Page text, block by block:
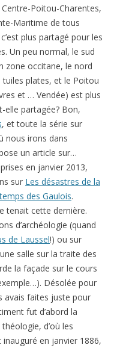
Poitou-Charentes,
Maritime de tous
plus partagé pour les
Un peu normal, le sud
zone occitane, le nord
tuiles plates, et le Poitou
et … Vendée) est plus
elle partagée? Bon,
, et toute la série sur
nous irons dans
un article sur…
en janvier 2013,
sur Les désastres de la
des Gaulois.
tenait cette dernière.
d’archéologie (quand
de Laussel!) ou sur
salle sur la traite des
la façade sur le cours
Désolée pour
avais faites juste pour
fut d’abord la
d’où les
en janvier 1886,